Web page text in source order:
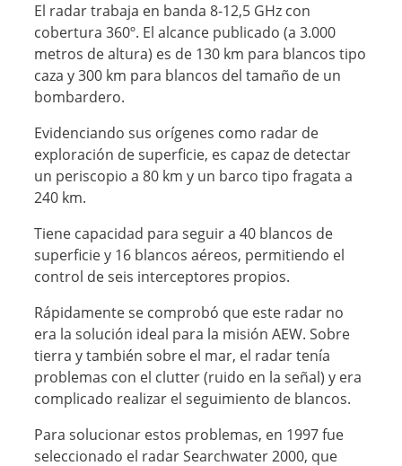
El radar trabaja en banda 8-12,5 GHz con
cobertura 360º. El alcance publicado (a 3.000
metros de altura) es de 130 km para blancos tipo
caza y 300 km para blancos del tamaño de un
bombardero.
Evidenciando sus orígenes como radar de
exploración de superficie, es capaz de detectar
un periscopio a 80 km y un barco tipo fragata a
240 km.
Tiene capacidad para seguir a 40 blancos de
superficie y 16 blancos aéreos, permitiendo el
control de seis interceptores propios.
Rápidamente se comprobó que este radar no
era la solución ideal para la misión AEW. Sobre
tierra y también sobre el mar, el radar tenía
problemas con el clutter (ruido en la señal) y era
complicado realizar el seguimiento de blancos.
Para solucionar estos problemas, en 1997 fue
seleccionado el radar Searchwater 2000, que